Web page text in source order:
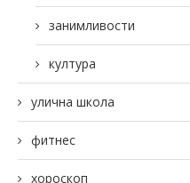
занимливости
култура
улична школа
фитнес
хороскоп